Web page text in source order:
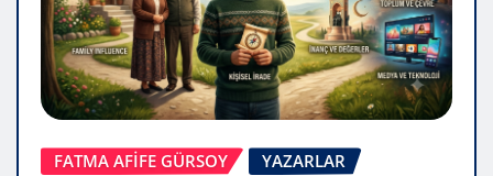
FATMA AFİFE GÜRSOY YAZARLAR